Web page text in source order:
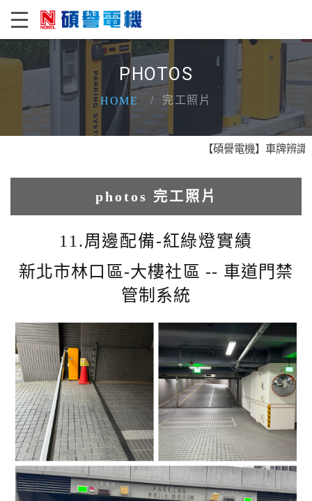
PHOTOS
HOME 完工照片
【碩譽電機】車牌辨識
photos 完工照片
1.人臉辨識系統實績
2.電動柵欄機系列實績
3.車牌辨識收費系統實績
4.車牌辨識收費系統-客製化實績
5.停車收費系統系列實績
6.停車收費系統-地閘式實績
7.人員管制機系列實績
8.長距離讀卡機系列實績
11.周邊配備-紅綠燈實績
新北市林口區-大樓社區 -- 車道門禁
管制系統